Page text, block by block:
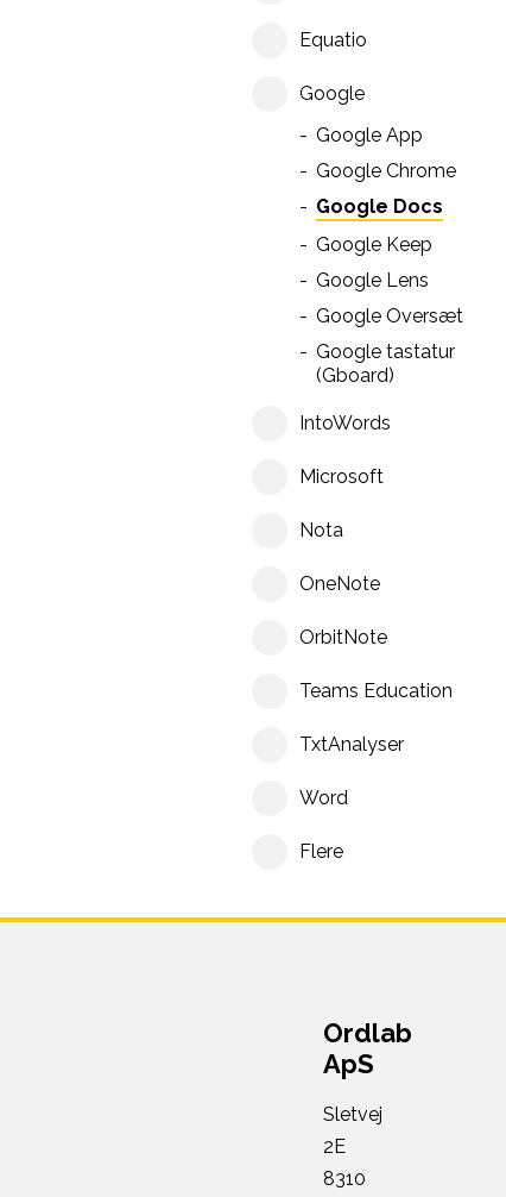
Equatio
Google
Google App
Google Chrome
Google Docs
Google Keep
Google Lens
Google Oversæt
Google tastatur
(Gboard)
IntoWords
Microsoft
Nota
OneNote
OrbitNote
Teams Education
TxtAnalyser
Word
Flere
Ordlab
ApS
Sletvej
2E
8310